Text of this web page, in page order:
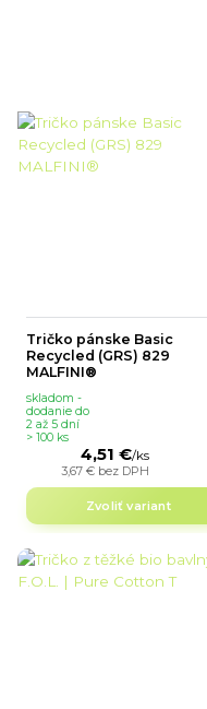
Tričko pánske Basic
Recycled (GRS) 829
MALFINI®
4,51 €/ks
3,67 € bez DPH
skladom -
dodanie do
2 až 5 dní
> 100 ks
Zvoliť variant